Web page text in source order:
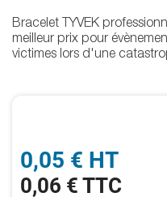
0,05 € HT
0,06 € TTC
Bracelet TYVEK
meilleur prix pour
victimes lors d'une